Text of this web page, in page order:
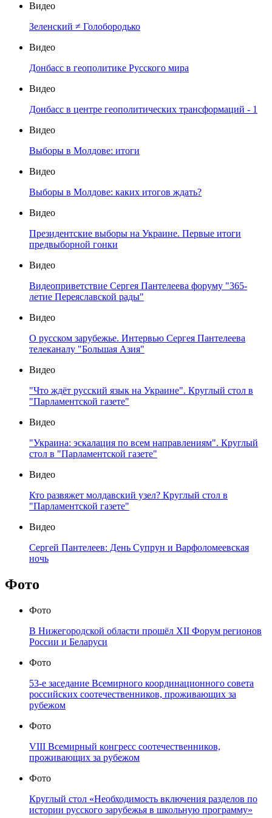
Видео
Зеленский ≠ Голобородько
Видео
Донбасс в геополитике Русского мира
Видео
Донбасс в центре геополитических трансформаций - 1
Видео
Выборы в Молдове: итоги
Видео
Выборы в Молдове: каких итогов ждать?
Видео
Президентские выборы на Украине. Первые итоги
предвыборной гонки
Видео
Видеоприветствие Сергея Пантелеева форуму "365-
летие Переяславской рады"
Видео
О русском зарубежье. Интервью Сергея Пантелеева
телеканалу "Большая Азия"
Видео
"Что ждёт русский язык на Украине". Круглый стол в
"Парламентской газете"
Видео
"Украина: эскалация по всем направлениям". Круглый
стол в "Парламентской газете"
Видео
Кто развяжет молдавский узел? Круглый стол в
"Парламентской газете"
Видео
Сергей Пантелеев: День Супрун и Варфоломеевская
ночь
Фото
Фото
В Нижегородской области прошёл XII Форум регионов
России и Беларуси
Фото
53-е заседание Всемирного координационного совета
российских соотечественников, проживающих за
рубежом
Фото
VIII Всемирный конгресс соотечественников,
проживающих за рубежом
Фото
Круглый стол «Необходимость включения разделов по
истории русского зарубежья в школьную программу»